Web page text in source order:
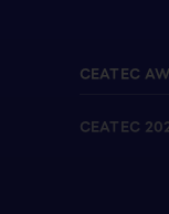
CEATEC
CEATEC